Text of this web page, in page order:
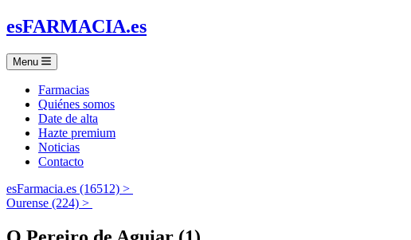
esFARMACIA.es
Menu
Farmacias
Quiénes somos
Date de alta
Hazte premium
Noticias
Contacto
esFarmacia.es (16512) >
Ourense (224) >